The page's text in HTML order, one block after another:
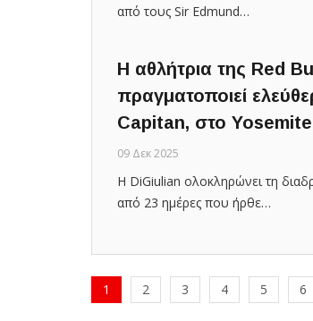
από τους Sir Edmund…
Η αθλήτρια της Red
πραγματοποιεί
Capitan, στο
09 Δεκ 2025
Η DiGiulian ολοκληρώνει τη
από 23 ημέρες που ήρθε…
1 2 3 4 5 6